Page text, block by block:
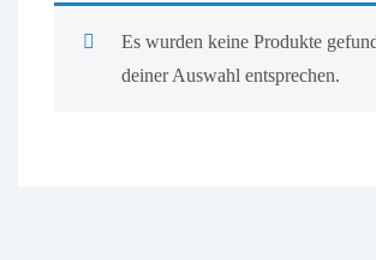
Es wurden keine Produkte
deiner Auswahl entsprechen.